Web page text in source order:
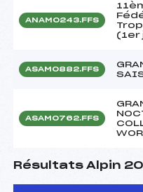
ANAM0243.FFS
(1er
ASAM0882.FFS
ASAM0762.FFS
Résultats Alpin